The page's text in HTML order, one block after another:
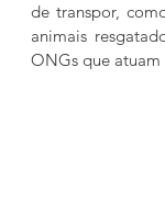
de transpor,
animais
ONGs que atuam